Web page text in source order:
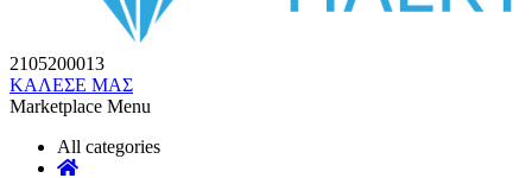
2105200013
ΚΑΛΕΣΕ ΜΑΣ
Marketplace Menu
All categories